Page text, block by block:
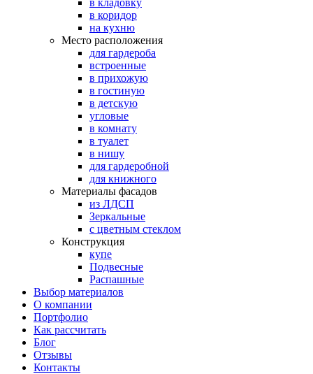
в кладовку
в коридор
на кухню
Место расположения
для гардероба
встроенные
в прихожую
в гостиную
в детскую
угловые
в комнату
в туалет
в нишу
для гардеробной
для книжного
Материалы фасадов
из ЛДСП
Зеркальные
с цветным стеклом
Конструкция
купе
Подвесные
Распашные
Выбор материалов
О компании
Портфолио
Как рассчитать
Блог
Отзывы
Контакты